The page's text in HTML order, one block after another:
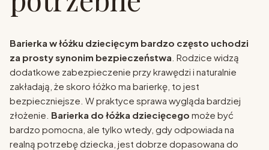
Barierka w łóżku dziecięcym bardzo często uchodzi
za prosty synonim bezpieczeństwa . Rodzice widzą
dodatkowe zabezpieczenie przy krawędzi i naturalnie
zakładają, że skoro łóżko ma barierkę, to jest
bezpieczniejsze. W praktyce sprawa wygląda bardziej
złożenie. Barierka do łóżka dziecięcego może być
bardzo pomocna, ale tylko wtedy, gdy odpowiada na
realną potrzebę dziecka, jest dobrze dopasowana do